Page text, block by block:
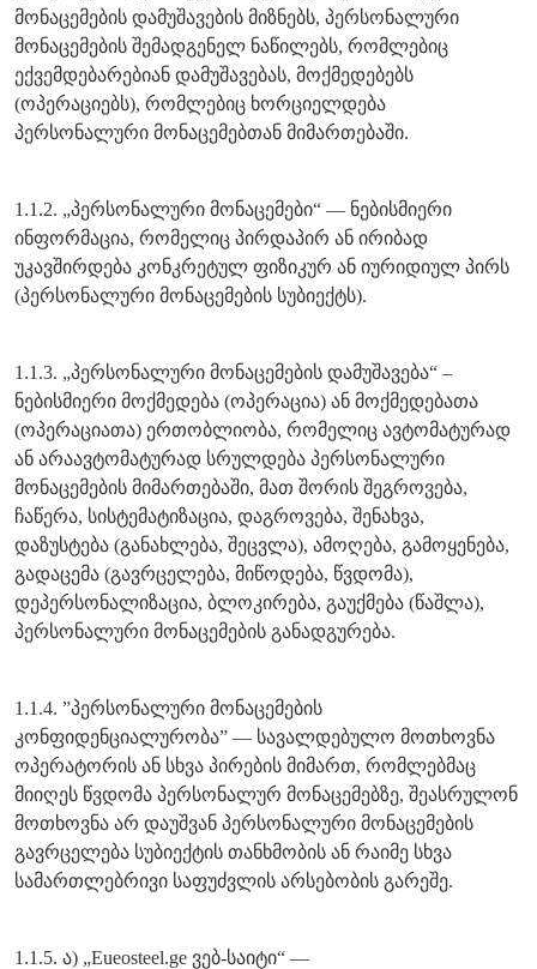
მონაცემების დამუშავების მიზნებს, პერსონალური
მონაცემების შემადგენელ ნაწილებს, რომლებიც
ექვემდებარებიან დამუშავებას, მოქმედებებს
(ოპერაციებს), რომლებიც ხორციელდება
პერსონალური მონაცემებთან მიმართებაში.
1.1.2. „პერსონალური მონაცემები“ — ნებისმიერი
ინფორმაცია, რომელიც პირდაპირ ან ირიბად
უკავშირდება კონკრეტულ ფიზიკურ ან იურიდიულ პირს
(პერსონალური მონაცემების სუბიექტს).
1.1.3. „პერსონალური მონაცემების დამუშავება“ –
ნებისმიერი მოქმედება (ოპერაცია) ან მოქმედებათა
(ოპერაციათა) ერთობლიობა, რომელიც ავტომატურად
ან არაავტომატურად სრულდება პერსონალური
მონაცემების მიმართებაში, მათ შორის შეგროვება,
ჩაწერა, სისტემატიზაცია, დაგროვება, შენახვა,
დაზუსტება (განახლება, შეცვლა), ამოღება, გამოყენება,
გადაცემა (გავრცელება, მიწოდება, წვდომა),
დეპერსონალიზაცია, ბლოკირება, გაუქმება (წაშლა),
პერსონალური მონაცემების განადგურება.
1.1.4. ”პერსონალური მონაცემების
კონფიდენციალურობა” — სავალდებულო მოთხოვნა
ოპერატორის ან სხვა პირების მიმართ, რომლებმაც
მიიღეს წვდომა პერსონალურ მონაცემებზე, შეასრულონ
მოთხოვნა არ დაუშვან პერსონალური მონაცემების
გავრცელება სუბიექტის თანხმობის ან რაიმე სხვა
სამართლებრივი საფუძვლის არსებობის გარეშე.
1.1.5. ა) „Eueosteel.ge ვებ-საიტი“ —